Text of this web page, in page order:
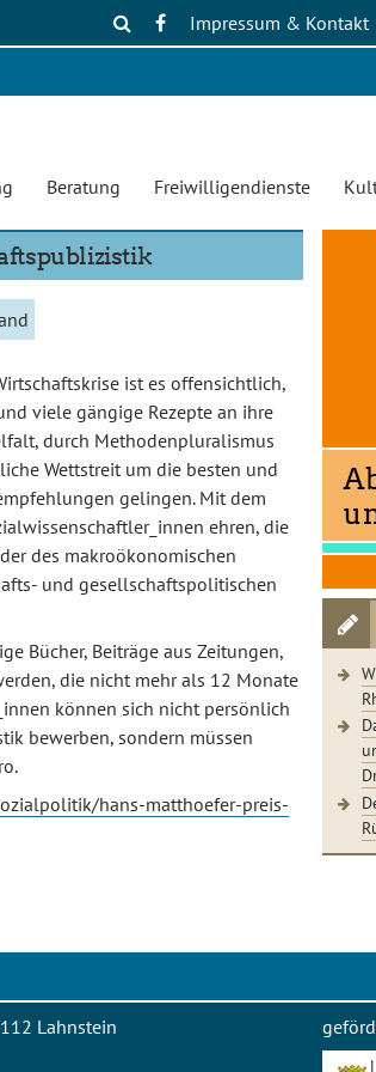
Impressum & Kontakt
Beratung Freiwilligendienste
ist es offensichtlich,
viele gängige Rezepte an ihre
durch Methodenpluralismus
Wettstreit um die besten und
gelingen. Mit dem
ehren, die
des makroökonomischen
und gesellschaftspolitischen
Bücher, Beiträge aus Zeitungen,
die nicht mehr als 12 Monate
können sich nicht persönlich
bewerben, sondern müssen
hans-matthoefer-preis-
Lahnstein